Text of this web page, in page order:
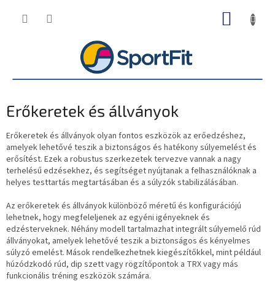
KOSÁR
Erőkeretek és állványok
Erőkeretek és állványok olyan fontos eszközök az erőedzéshez,
amelyek lehetővé teszik a biztonságos és hatékony súlyemelést és
erősítést. Ezek a robustus szerkezetek tervezve vannak a nagy
terhelésű edzésekhez, és segítséget nyújtanak a felhasználóknak a
helyes testtartás megtartásában és a súlyzók stabilizálásában.
Az erőkeretek és állványok különböző méretű és konfigurációjú
lehetnek, hogy megfeleljenek az egyéni igényeknek és
edzésterveknek. Néhány modell tartalmazhat integrált súlyemelő rúd
állványokat, amelyek lehetővé teszik a biztonságos és kényelmes
súlyzó emelést. Mások rendelkezhetnek kiegészítőkkel, mint például
húzódzkodó rúd, dip szett vagy rögzítőpontok a TRX vagy más
funkcionális tréning eszközök számára.